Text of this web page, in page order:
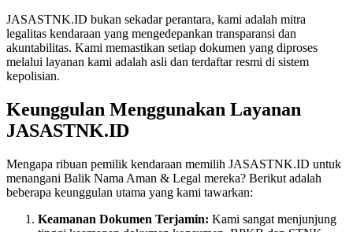
JASASTNK.ID bukan sekadar perantara, kami adalah mitra
legalitas kendaraan yang mengedepankan transparansi dan
akuntabilitas. Kami memastikan setiap dokumen yang diproses
melalui layanan kami adalah asli dan terdaftar resmi di sistem
kepolisian.
Keunggulan Menggunakan Layanan
JASASTNK.ID
Mengapa ribuan pemilik kendaraan memilih JASASTNK.ID untuk
menangani Balik Nama Aman & Legal mereka? Berikut adalah
beberapa keunggulan utama yang kami tawarkan:
Keamanan Dokumen Terjamin: Kami sangat menjunjung